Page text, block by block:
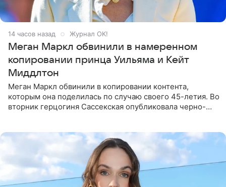
14 часов назад Журнал OK!
Меган Маркл обвинили в намеренном
копировании принца Уильяма и Кейт
Миддлтон
Меган Маркл обвинили в копировании контента,
которым она поделилась по случаю своего 45-летия. Во
вторник герцогиня Сассекская опубликовала черно-